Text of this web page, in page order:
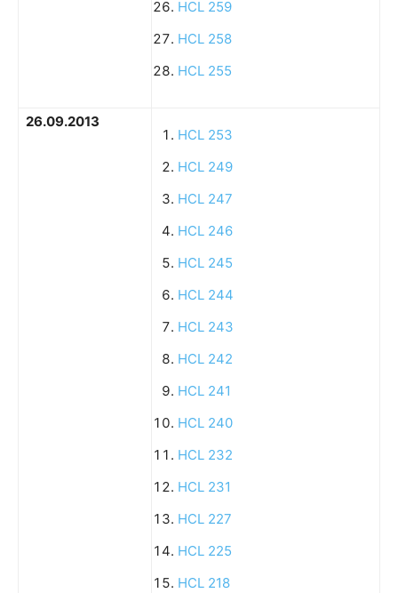
HCL 259
HCL 258
HCL 255
26.09.2013
HCL 253
HCL 249
HCL 247
HCL 246
HCL 245
HCL 244
HCL 243
HCL 242
HCL 241
HCL 240
HCL 232
HCL 231
HCL 227
HCL 225
HCL 218